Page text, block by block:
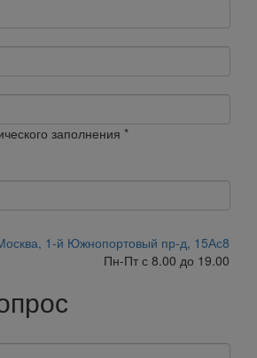
заполнения *
1-й Южнопортовый пр-д, 15Ас8
Пн-Пт с 8.00 до 19.00